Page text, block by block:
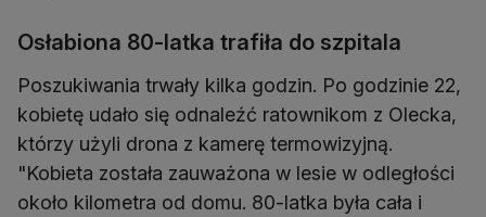
Osłabiona 80-latka trafiła do szpitala
Poszukiwania trwały kilka godzin. Po godzinie 22,
kobietę udało się odnaleźć ratownikom z Olecka,
którzy użyli drona z kamerę termowizyjną.
"Kobieta została zauważona w lesie w odległości
około kilometra od domu. 80-latka była cała i